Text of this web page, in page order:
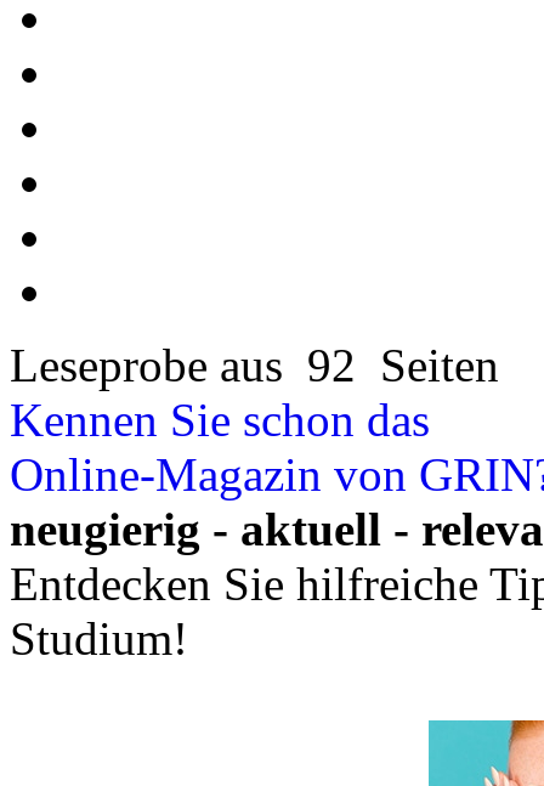
Leseprobe aus 92 Seiten
Kennen Sie schon das
Online-Magazin von
neugierig - aktuell -
Entdecken Sie hilfreiche
Studium!